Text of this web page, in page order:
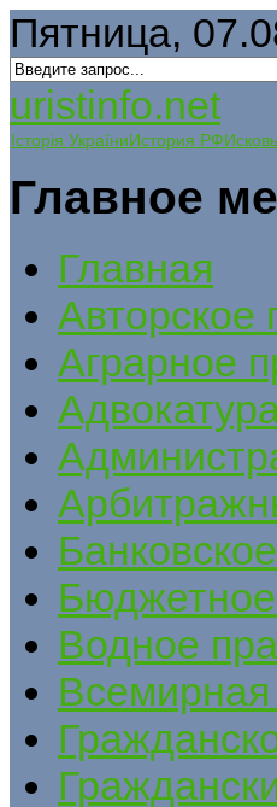
Пятница,
uristinfo.net
Історія УкраїниИстория РФ
Главное
Главная
Авторское
Аграрное
Водное
Всемирная